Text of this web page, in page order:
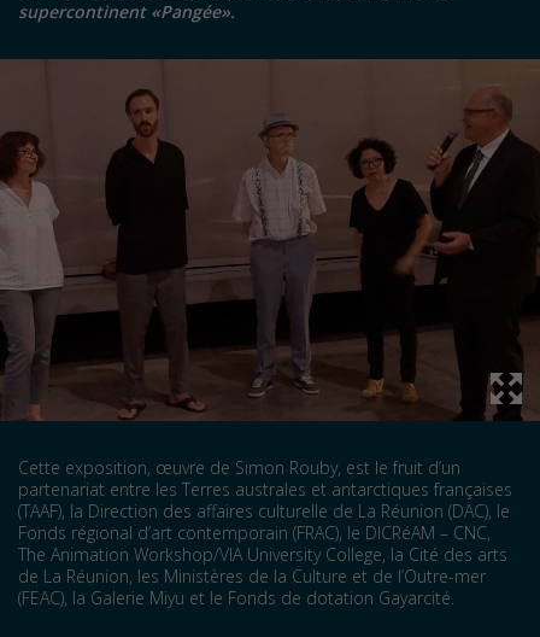
supercontinent «Pangée».
Cette exposition, œuvre de Simon Rouby, est le fruit d’un
partenariat entre les Terres australes et antarctiques françaises
(TAAF), la Direction des affaires culturelle de La Réunion (DAC), le
Fonds régional d’art contemporain (FRAC), le DICRéAM – CNC,
The Animation Workshop/VIA University College, la Cité des arts
de La Réunion, les Ministères de la Culture et de l’Outre-mer
(FEAC), la Galerie Miyu et le Fonds de dotation Gayarcité.